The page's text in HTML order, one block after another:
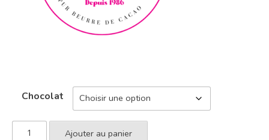
Chocolat
Ajouter au panier